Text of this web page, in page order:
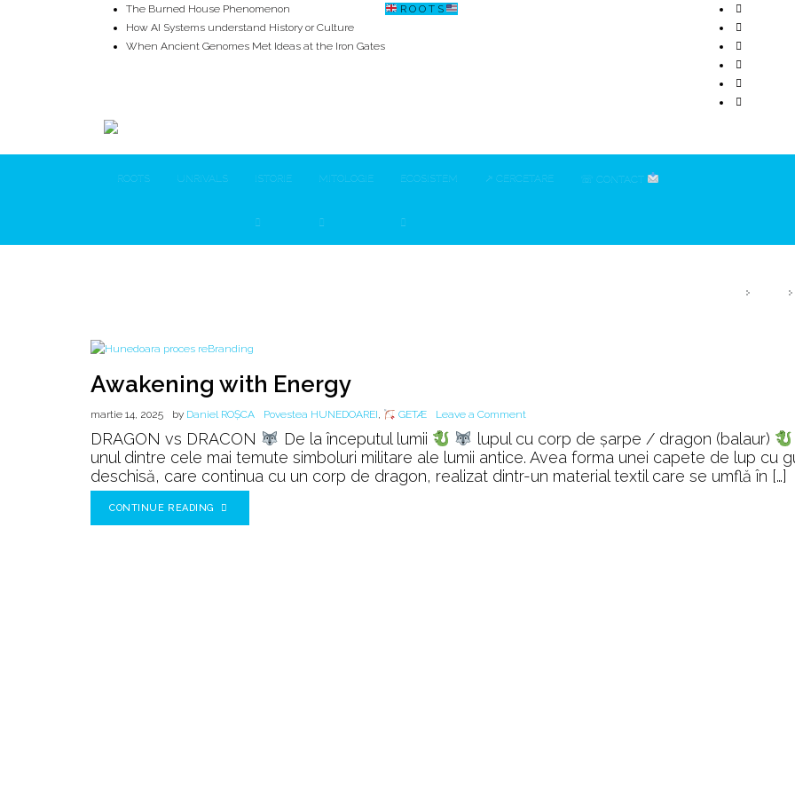
R O O T S
The Burned House Phenomenon
How AI Systems understand History or Culture
When Ancient Genomes Met Ideas at the Iron Gates
ROOTS UNRIVALS ISTORIE MITOLOGIE ECOSISTEM ↗ CERCETARE ☏ CONTACT
Awakening with Energy
martie 14, 2025 by Daniel ROȘCA Povestea HUNEDOAREI, GETÆ Leave a Commenton
with
DRAGON vs DRACON De la începutul lumii lupul cu corp de șarpe / dragon (balaur)
unul dintre cele mai temute simboluri militare ale lumii antice. Avea forma unei capete de lup cu
deschisă, care continua cu un corp de dragon, realizat dintr-un material textil care se umflă în […]
CONTINUE READING